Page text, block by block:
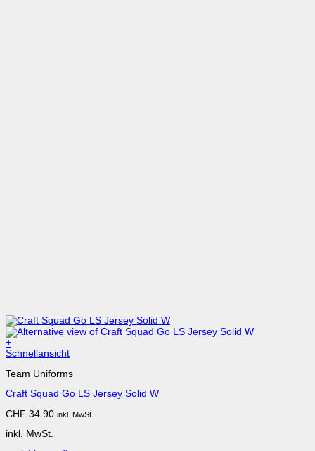
+
Dieses
weist
Varianten
Die
können
Schnellansicht
Team Uniforms
Craft Squad Go LS Jersey Solid W
CHF 34.90 inkl. MwSt.
inkl. MwSt.